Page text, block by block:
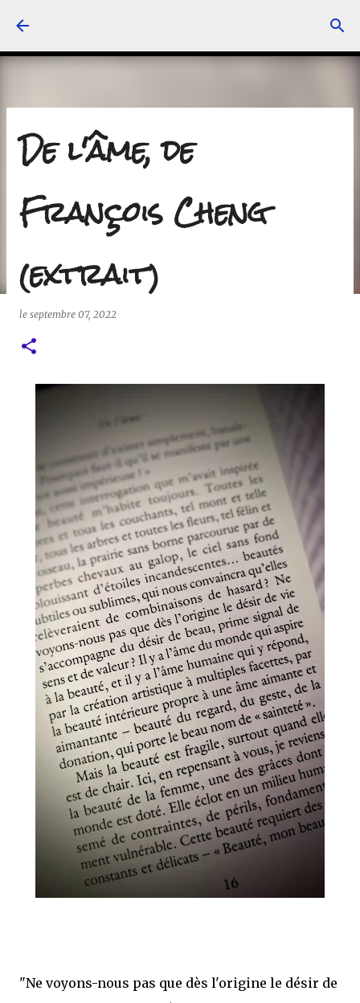
De l'âme, de
François Cheng
(extrait)
le septembre 07, 2022
"Ne voyons-nous pas que dès l'origine le désir de